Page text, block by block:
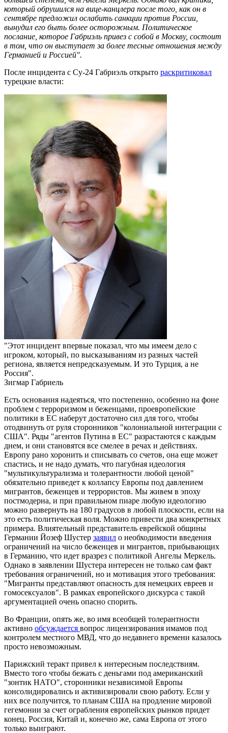
который обрушился на вице-канцлера после того, как он в
сентябре предложил ослабить санкции против России,
вынудил его быть более осторожным. Политическое
послание, которое Габриэль привез с собой в Москву, состоит
в том, что он выступает за более тесные отношения между
Германией и Россией".
После инцидента с Су-24 Габриэль открыто раскритиковал
турецкие власти:
"Этот инцидент впервые показал, что мы имеем дело с
игроком, который, по высказываниям из разных частей
региона, является непредсказуемым. И это Турция, а не
Россия".
Зигмар Габриель
Есть основания надеяться, что постепенно, особенно на фоне
проблем с терроризмом и беженцами, проевропейские
политики в ЕС наберут достаточно сил для того, чтобы
отодвинуть от руля сторонников "колониальной интеграции с
США". Ряды "агентов Путина в ЕС" разрастаются с каждым
днем, и они становятся все смелее в речах и действиях.
Европу рано хоронить и списывать со счетов, она еще может
спастись, и не надо думать, что пагубная идеология
"мультикультурализма и толерантности любой ценой"
обязательно приведет к коллапсу Европы под давлением
мигрантов, беженцев и террористов. Мы живем в эпоху
постмодерна, и при правильном пиаре любую идеологию
можно развернуть на 180 градусов в любой плоскости, если на
это есть политическая воля. Можно привести два конкретных
примера. Влиятельный представитель еврейской общины
Германии Йозеф Шустер заявил о необходимости введения
ограничений на число беженцев и мигрантов, прибывающих
в Германию, что идет вразрез с политикой Ангелы Меркель.
Однако в заявлении Шустера интересен не только сам факт
требования ограничений, но и мотивация этого требования:
"Мигранты представляют опасность для немецких евреев и
гомосексуалов". В рамках европейского дискурса с такой
аргументацией очень опасно спорить.
Во Франции, опять же, во имя всеобщей толерантности
активно обсуждается вопрос лицензирования имамов под
контролем местного МВД, что до недавнего времени казалось
просто невозможным.
Парижский теракт привел к интересным последствиям.
Вместо того чтобы бежать с деньгами под американский
"зонтик НАТО", сторонники независимой Европы
консолидировались и активизировали свою работу. Если у
них все получится, то планам США на продление мировой
гегемонии за счет ограбления европейских рынков придет
конец. Россия, Китай и, конечно же, сама Европа от этого
только выиграют.